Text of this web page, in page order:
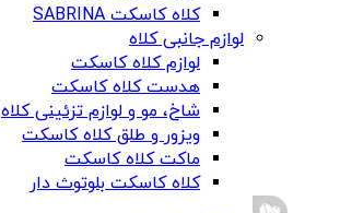
کلاه کاسکت SABRINA
لوازم جانبی کلاه
لوازم کلاه کاسکت
هدست کلاه کاسکت
شاخ، مو و لوازم تزئینی کلاه
ویزور و طلق کلاه کاسکت
ماکت کلاه کاسکت
کلاه کاسکت بلوتوث دار